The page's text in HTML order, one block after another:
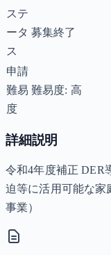
ステ
ータ
ス
募集終了
申請
難易
度
難易度: 高
詳細説明
令和4年度補正 DER
迫等に活用可能な家
事業）